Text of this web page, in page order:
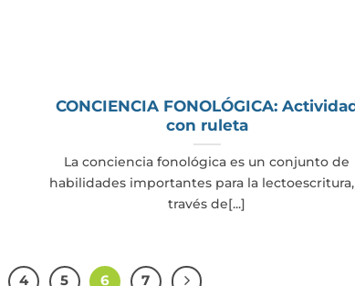
CONCIENCIA FONOLÓGICA:
con ruleta
La conciencia fonológica es un conjunto de
habilidades importantes para la
través de[...]
4 5 6 7